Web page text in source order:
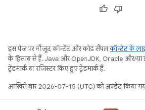
इस पेज पर मौजूद कॉन्टेंट और कोड सैंपलकॉन्टेंट के
के हिसाब से हैं. Java और OpenJDK, Oracle और/
ट्रेडमार्क या रजिस्टर किए हुए ट्रेडमार्क हैं.
आखिरी बार 2026-07-15 (UTC) को अपडेट किया